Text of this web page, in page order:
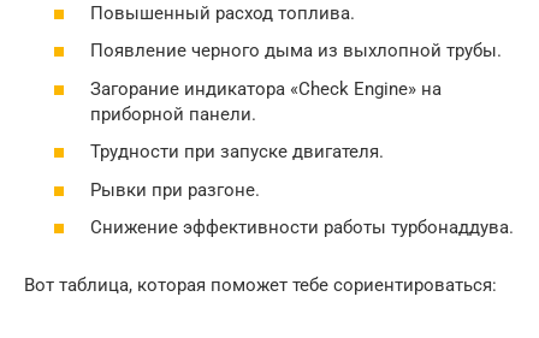
Повышенный расход топлива.
Появление черного дыма из выхлопной трубы.
Загорание индикатора «Check Engine» на
приборной панели.
Трудности при запуске двигателя.
Рывки при разгоне.
Снижение эффективности работы турбонаддува.
Вот таблица, которая поможет тебе сориентироваться: